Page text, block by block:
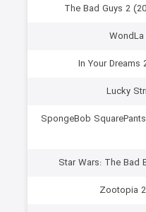
دانلود فصل پانزدهم باب اسفنجی SpongeBob SquarePants